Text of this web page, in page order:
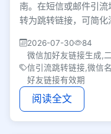
南。在短信或邮件引
转为跳转链接，可简
2026-07-30
84
微信加好友链接生成,
信引流跳转链接,微信
好友链接有效期
阅读全文